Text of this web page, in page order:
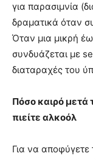
για παρασιμνία
δραματικά όταν
Όταν μια μικρή
συνδυάζεται με
διαταραχές του
Πόσο καιρό μετά
πιείτε αλκοόλ
Για να αποφύγετε